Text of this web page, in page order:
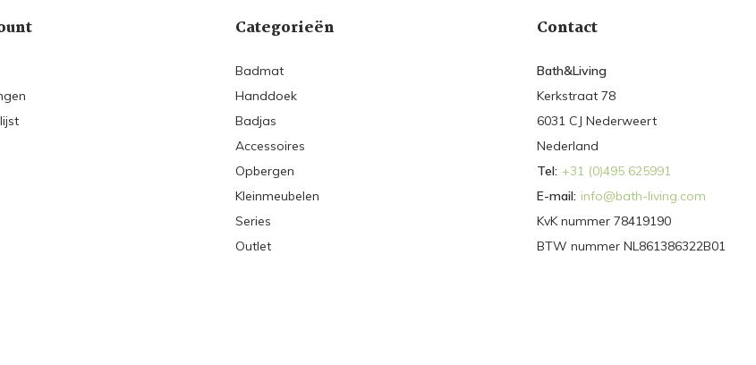
Categorieën
Badmat
Handdoek
Badjas
Accessoires
Opbergen
Kleinmeubelen
Series
Outlet
Contact
Bath&Living
Kerkstraat 78
6031 CJ Nederweert
Nederland
Tel: +31 (0)495 625991
E-mail: info@bath-living.com
KvK nummer 78419190
BTW nummer NL861386322B01